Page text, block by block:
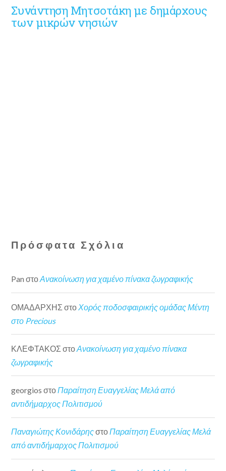
Συνάντηση Μητσοτάκη με δημάρχους
των μικρών νησιών
Πρόσφατα Σχόλια
Pan στοΑνακοίνωση για χαμένο πίνακα ζωγραφικής
ΟΜΑΔΑΡΧΗΣ στο Χορός ποδοσφαιρικής ομάδας Μέντη
στο Precious
ΚΛΕΦΤΑΚΟΣ στοΑνακοίνωση για χαμένο πίνακα
ζωγραφικής
georgios στοΠαραίτηση Ευαγγελίας Μελά από
αντιδήμαρχος Πολιτισμού
Παναγιώτης ΚονιδάρηςστοΠαραίτηση Ευαγγελίας Μελά
από αντιδήμαρχος Πολιτισμού